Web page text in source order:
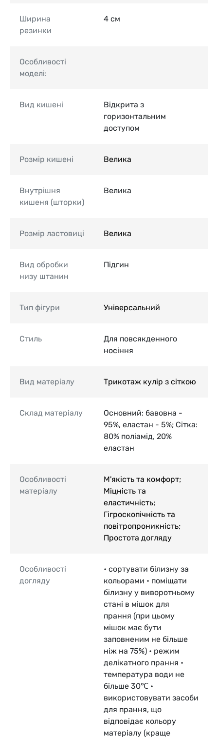
Ширина
резинки
4 см
Особливості
моделі:
Вид кишені
Відкрита з
горизонтальним
доступом
Розмір кишені Велика
Внутрішня
кишеня (шторки)
Велика
Розмір ластовиці Велика
Вид обробки
низу штанин
Підгин
Тип фігури Універсальний
Стиль
Для повсякденного
носіння
Вид матеріалу Трикотаж кулір з сіткою
Склад матеріалу
Основний: бавовна -
95%, еластан - 5%; Сітка:
80% поліамід, 20%
еластан
Особливості
матеріалу
М'якість та комфорт;
Міцність та
еластичність;
Гігроскопічність та
повітропроникність;
Простота догляду
Особливості
догляду
• сортувати білизну за
кольорами • поміщати
білизну у виворотньому
стані в мішок для
прання (при цьому
мішок має бути
заповненим не більше
ніж на 75%) • режим
делікатного прання •
температура води не
більше 30℃ •
використовувати засоби
для прання, що
відповідає кольору
матеріалу (краще